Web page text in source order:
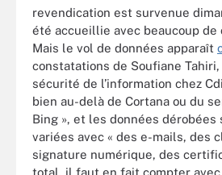
revendication est survenue
été accueillie avec beaucoup de
Mais le vol de données apparaît
constatations de Soufiane
sécurité de l’information chez
bien au-delà de Cortana ou du
Bing », et les données
variées avec « des e-mails, des
signature numérique, des
total, il faut en fait compter avec